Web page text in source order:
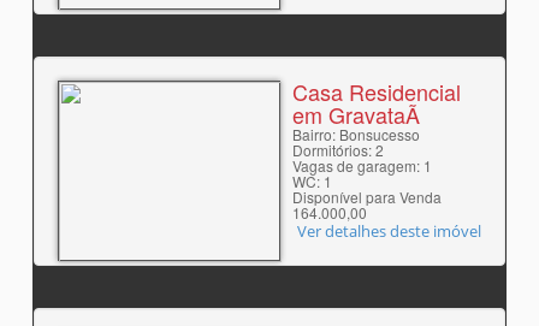
Casa Residencial
em GravataÃ­
Bairro: Bonsucesso
Dormitórios: 2
Vagas de garagem: 1
WC: 1
Disponível para Venda
164.000,00
Ver detalhes deste imóvel